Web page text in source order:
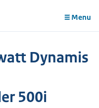
Menu
Dynamis
500i